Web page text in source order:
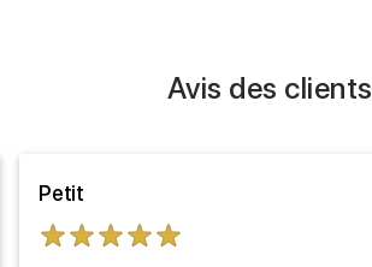
Avis des clients
Petit